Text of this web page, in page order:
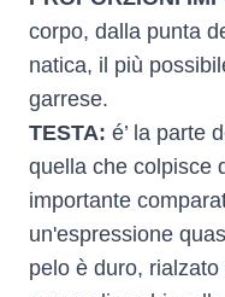
corpo, dalla punta
natica, il più
garrese.
TESTA: é’ la parte
quella che colpisce
importante
un'espressione
pelo è duro,